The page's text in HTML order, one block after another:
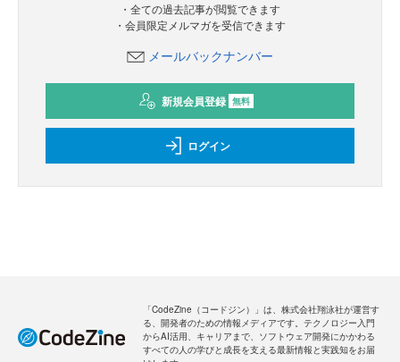
・全ての過去記事が閲覧できます
・会員限定メルマガを受信できます
メールバックナンバー
新規会員登録 無料
ログイン
「CodeZine（コードジン）」は、株式会社翔泳社が運営す
る、開発者のための情報メディアです。テクノロジー入門
からAI活用、キャリアまで、ソフトウェア開発にかかわる
すべての人の学びと成長を支える最新情報と実践知をお届